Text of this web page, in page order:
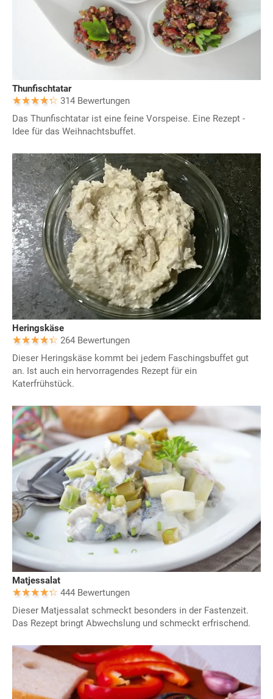
Thunfischtatar
314 Bewertungen
Das Thunfischtatar ist eine feine Vorspeise. Eine Rezept -
Idee für das Weihnachtsbuffet.
Heringskäse
264 Bewertungen
Dieser Heringskäse kommt bei jedem Faschingsbuffet gut
an. Ist auch ein hervorragendes Rezept für ein
Katerfrühstück.
Matjessalat
444 Bewertungen
Dieser Matjessalat schmeckt besonders in der Fastenzeit.
Das Rezept bringt Abwechslung und schmeckt erfrischend.